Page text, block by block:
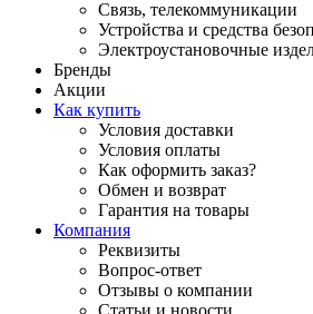
Связь, телекоммуникации
Устройства и средства
Электроустановочные
Бренды
Акции
Как купить
Условия доставки
Условия оплаты
Как оформить заказ?
Обмен и возврат
Гарантия на товары
Компания
Реквизиты
Вопрос-ответ
Отзывы о компании
Статьи и новости